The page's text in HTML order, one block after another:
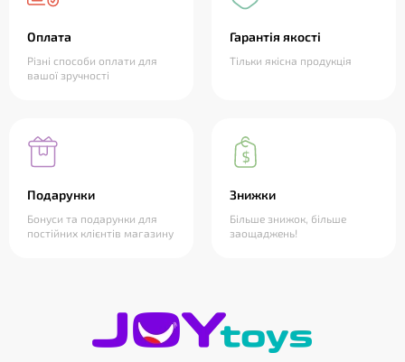
Оплата
Різні способи оплати для
вашої зручності
Гарантія якості
Тільки якісна продукція
Подарунки
Бонуси та подарунки для
постійних клієнтів магазину
Знижки
Більше знижок, більше
заощаджень!